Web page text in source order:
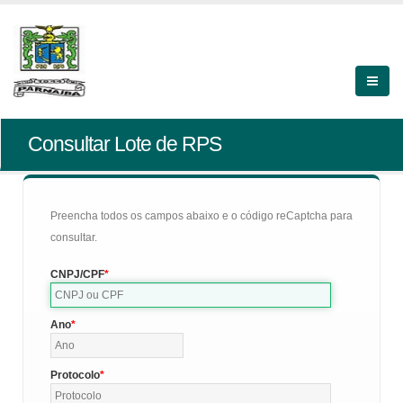
Consultar Lote de RPS
Preencha todos os campos abaixo e o código reCaptcha para
consultar.
CNPJ/CPF
Ano
Protocolo